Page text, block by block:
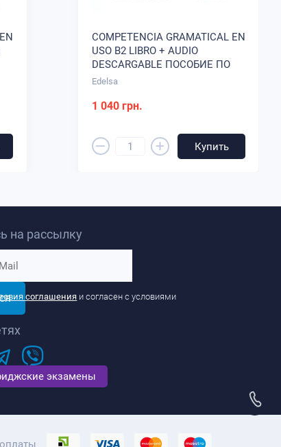
COMPETENCIA GRAMATICAL EN
USO B2 LIBRO + AUDIO
DESCARGABLE ПОСОБИЕ ПО
ГРАММАТИКЕ
Edelsa
1 040 грн.
– + Купить
на рассылку
соглашения и согласен с условиями
экзамены